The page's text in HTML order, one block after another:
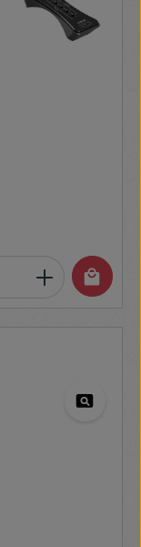
a vagy
Adja